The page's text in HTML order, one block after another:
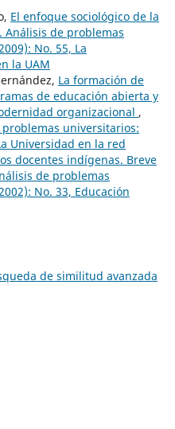
El enfoque sociológico de la
Análisis de problemas
No. 55, La
la UAM
La formación de
de educación abierta y
organizacional ,
universitarios:
Universidad en la red
docentes indígenas. Breve
de problemas
No. 33, Educación
de similitud avanzada